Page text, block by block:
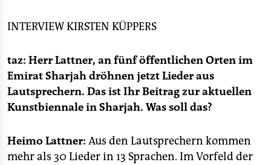
INTERVIEWKIRSTEN KÜPPERS
taz: Herr Lattner, an fünf öffentlichen Orten im
Emirat Sharjah dröhnen jetzt Lieder aus
Lautsprechern. Das ist Ihr Beitrag zur aktuellen
Kunstbiennale in Sharjah. Was soll das?
Heimo Lattner: Aus den Lautsprechern kommen
mehr als 30 Lieder in 13 Sprachen. Im Vorfeld der